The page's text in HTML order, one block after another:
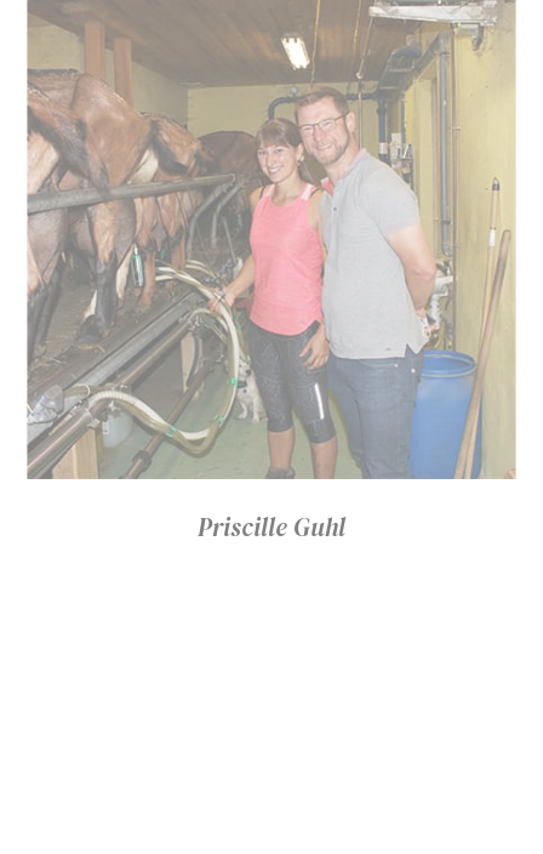
Priscille Guhl